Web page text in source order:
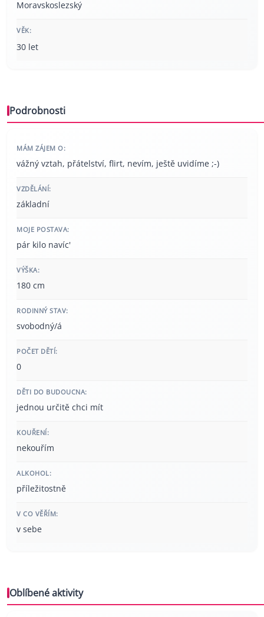
Moravskoslezský
VĚK:
30 let
Podrobnosti
MÁM ZÁJEM O:
vážný vztah, přátelství, flirt, nevím, ještě uvidíme ;-)
VZDĚLÁNÍ:
základní
MOJE POSTAVA:
pár kilo navíc'
VÝŠKA:
180 cm
RODINNÝ STAV:
svobodný/á
POČET DĚTÍ:
0
DĚTI DO BUDOUCNA:
jednou určitě chci mít
KOUŘENÍ:
nekouřím
ALKOHOL:
příležitostně
V CO VĚŘÍM:
v sebe
Oblíbené aktivity